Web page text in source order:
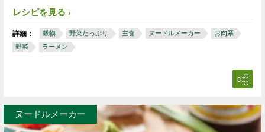
レシピを見る
詳細： 穀物 野菜たっぷり 主食 ヌードルメーカー
お肉系
野菜
ラーメン
ヌードルメーカー